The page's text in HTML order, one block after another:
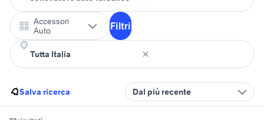
Accessori
Auto
Filtri
Salva ricerca Dal più recente